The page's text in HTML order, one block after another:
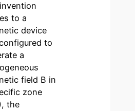
to a
device
to
a
field B in
zone
the